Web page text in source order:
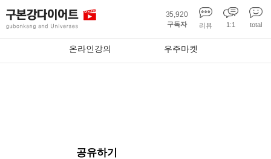
온라인강의 우주마켓
35,920
구독자 리뷰 1:1 total
공유하기